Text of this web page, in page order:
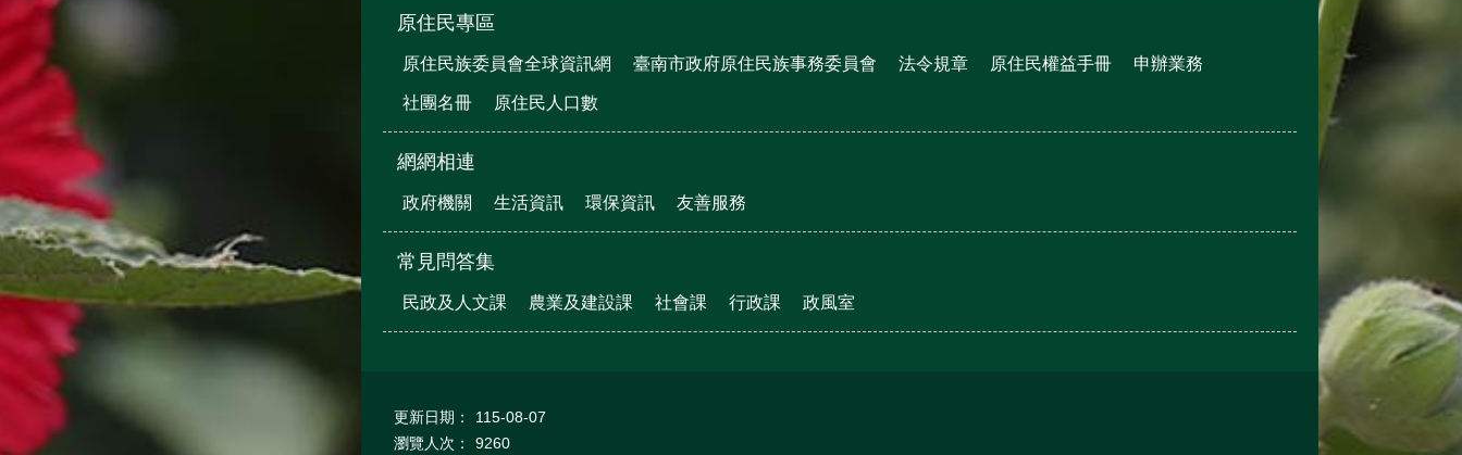
原住民專區
原住民族委員會全球資訊網 臺南市政府原住民族事務委員會 法令規章 原住民權益手冊 申辦業務
社團名冊 原住民人口數
網網相連
政府機關 生活資訊 環保資訊 友善服務
常見問答集
民政及人文課 農業及建設課 社會課 行政課 政風室
更新日期：
115-08-07
瀏覽人次：
9260